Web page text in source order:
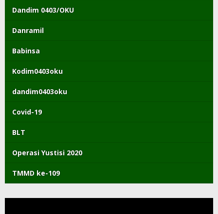
Dandim 0403/OKU
Danramil
Babinsa
Kodim0403oku
dandim0403oku
Covid-19
BLT
Operasi Yustisi 2020
TMMD ke-109